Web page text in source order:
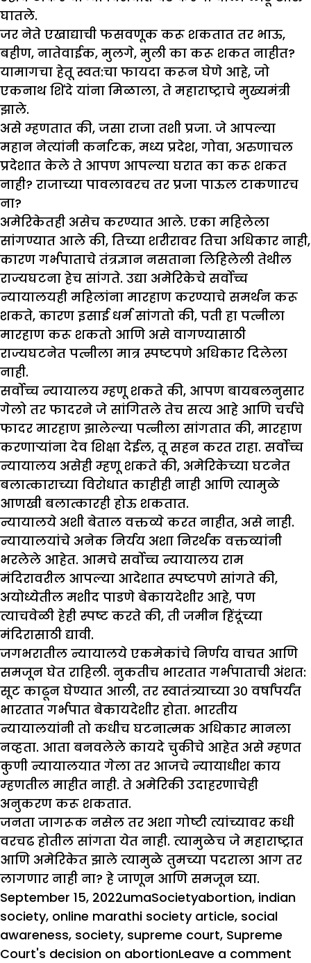
घातले.
जर नेते एखाद्याची फसवणूक करू शकतात तर भाऊ,
बहीण, नातेवाईक, मुलगे, मुली का करू शकत नाहीत?
यामागचा हेतू स्वत:चा फायदा करून घेणे आहे, जो
एकनाथ शिंदे यांना मिळाला, ते महाराष्ट्राचे मुख्यमंत्री
झाले.
असे म्हणतात की, जसा राजा तशी प्रजा. जे आपल्या
महान नेत्यांनी कर्नाटक, मध्य प्रदेश, गोवा, अरुणाचल
प्रदेशात केले ते आपण आपल्या घरात का करू शकत
नाही? राजाच्या पावलावरच तर प्रजा पाऊल टाकणारच
ना?
अमेरिकेतही असेच करण्यात आले. एका महिलेला
सांगण्यात आले की, तिच्या शरीरावर तिचा अधिकार नाही,
कारण गर्भपाताचे तंत्रज्ञान नसताना लिहिलेली तेथील
राज्यघटना हेच सांगते. उद्या अमेरिकेचे सर्वोच्च
न्यायालयही महिलांना मारहाण करण्याचे समर्थन करू
शकते, कारण इसाई धर्म सांगतो की, पती हा पत्नीला
मारहाण करू शकतो आणि असे वागण्यासाठी
राज्यघटनेत पत्नीला मात्र स्पष्टपणे अधिकार दिलेला
नाही.
सर्वोच्च न्यायालय म्हणू शकते की, आपण बायबलनुसार
गेलो तर फादरने जे सांगितले तेच सत्य आहे आणि चर्चचे
फादर मारहाण झालेल्या पत्नीला सांगतात की, मारहाण
करणाऱ्यांना देव शिक्षा देईल, तू सहन करत राहा. सर्वोच्च
न्यायालय असेही म्हणू शकते की, अमेरिकेच्या घटनेत
बलात्काराच्या विरोधात काहीही नाही आणि त्यामुळे
आणखी बलात्कारही होऊ शकतात.
न्यायालये अशी बेताल वक्तव्ये करत नाहीत, असे नाही.
न्यायालयांचे अनेक निर्यय अशा निरर्थक वक्तव्यांनी
भरलेले आहेत. आमचे सर्वोच्च न्यायालय राम
मंदिरावरील आपल्या आदेशात स्पष्टपणे सांगते की,
अयोध्येतील मशीद पाडणे बेकायदेशीर आहे, पण
त्याचवेळी हेही स्पष्ट करते की, ती जमीन हिंदूंच्या
मंदिरासाठी द्यावी.
जगभरातील न्यायालये एकमेकांचे निर्णय वाचत आणि
समजून घेत राहिली. नुकतीच भारतात गर्भपाताची अंशत:
सूट काढून घेण्यात आली, तर स्वातंत्र्याच्या ३० वर्षांपर्यंत
भारतात गर्भपात बेकायदेशीर होता. भारतीय
न्यायालयांनी तो कधीच घटनात्मक अधिकार मानला
नव्हता. आता बनवलेले कायदे चुकीचे आहेत असे म्हणत
कुणी न्यायालयात गेला तर आजचे न्यायाधीश काय
म्हणतील माहीत नाही. ते अमेरिकी उदाहरणाचेही
अनुकरण करू शकतात.
जनता जागरूक नसेल तर अशा गोष्टी त्यांच्यावर कधी
वरचढ होतील सांगता येत नाही. त्यामुळेच जे महाराष्ट्रात
आणि अमेरिकेत झाले त्यामुळे तुमच्या पदराला आग तर
लागणार नाही ना? हे जाणून आणि समजून घ्या.
Posted
on
September 15, 2022Author
umaCategories
SocietyTags
abortion, indian
society, online marathi society article, social
awareness, society, supreme court, Supreme
Court's decision on abortionLeave a comment